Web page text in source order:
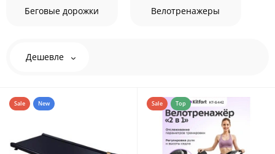
Беговые дорожки Велотренажеры
Дешевле
Sale New Sale Top